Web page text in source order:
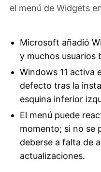
el menú de Widgets
Microsoft añadió
y muchos usuarios
Windows 11 activa
defecto tras la
esquina inferior
El menú puede
momento; si no se
deberse a falta de
actualizaciones.